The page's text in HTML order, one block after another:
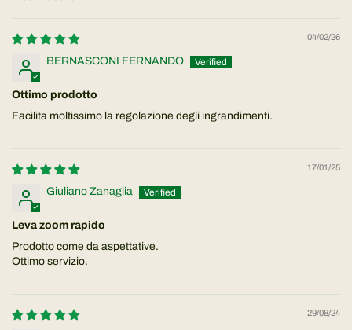
Sort by
04/02/26
BERNASCONI FERNANDO
Ottimo prodotto
Facilita moltissimo la regolazione degli ingrandimenti.
17/01/25
Giuliano Zanaglia
Leva zoom rapido
Prodotto come da aspettative.
Ottimo servizio.
29/08/24